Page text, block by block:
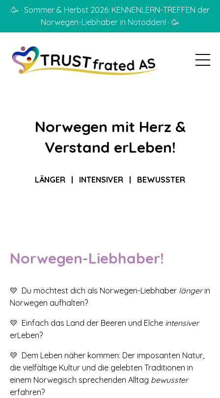
🥳 · Sommer & Herbst 2026: KENNENLERN-TREFFEN der
Norwegen-Liebhaber in Notodden! · 🥳
Norwegen mit Herz &
Verstand erLeben!
LÄNGER | INTENSIVER | BEWUSSTER
Norwegen-Liebhaber!
💛 Du möchtest dich als Norwegen-Liebhaber längerin
Norwegen aufhalten?
💛 Einfach das Land der Beeren und Elche intensiver
erLeben?
💛 Dem Leben näher kommen: Der imposanten Natur,
die vielfältige Kultur und die gelebten Traditionen in
einem Norwegisch sprechenden Alltag bewusster
erfahren?